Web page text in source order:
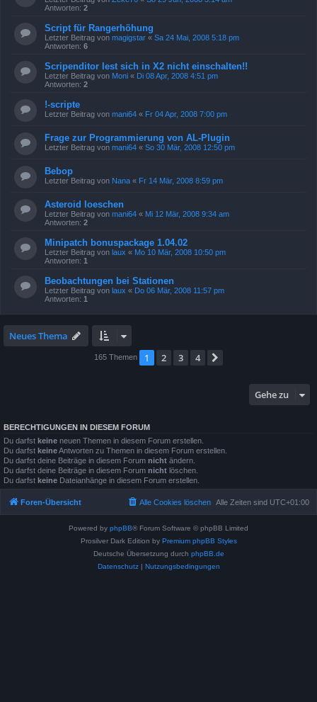
Antworten: 2
Script für Rangerhöhung
Letzter Beitrag von magigstar « Sa 24 Mai, 2008 5:18 pm
Antworten: 6
Scripenditor lest sich in X2 nicht einschalten!!
Letzter Beitrag von Moni « Di 08 Apr, 2008 4:51 pm
Antworten: 2
!-scripte
Letzter Beitrag von mani64 « Fr 04 Apr, 2008 7:00 pm
Frage zur Programmierung von AL-Plugin
Letzter Beitrag von mani64 « So 30 Mär, 2008 12:50 pm
Bebop
Letzter Beitrag von Nana « Fr 14 Mär, 2008 8:59 pm
Asteroid loeschen
Letzter Beitrag von mani64 « Mi 12 Mär, 2008 9:34 am
Antworten: 2
Minipatch bonuspackage 1.04.02
Letzter Beitrag von laux « Mo 10 Mär, 2008 10:50 pm
Antworten: 1
Beobachtungen bei Stationen
Letzter Beitrag von laux « Do 06 Mär, 2008 11:57 pm
Antworten: 1
Neues Thema
165 Themen 1 2 3 4
Gehe zu
BERECHTIGUNGEN IN DIESEM FORUM
Du darfst keine neuen Themen in diesem Forum erstellen.
Du darfst keineAntworten zu Themen in diesem Forum erstellen.
Du darfst deine Beiträge in diesem Forum nicht ändern.
Du darfst deine Beiträge in diesem Forum nicht löschen.
Du darfst keine Dateianhänge in diesem Forum erstellen.
Foren-Übersicht Alle Zeiten sind UTC+01:00
Alle Cookies löschen
Powered by phpBB® Forum Software © phpBB Limited
Prosilver Dark Edition by Premium phpBB Styles
Deutsche Übersetzung durch phpBB.de
Datenschutz| Nutzungsbedingungen